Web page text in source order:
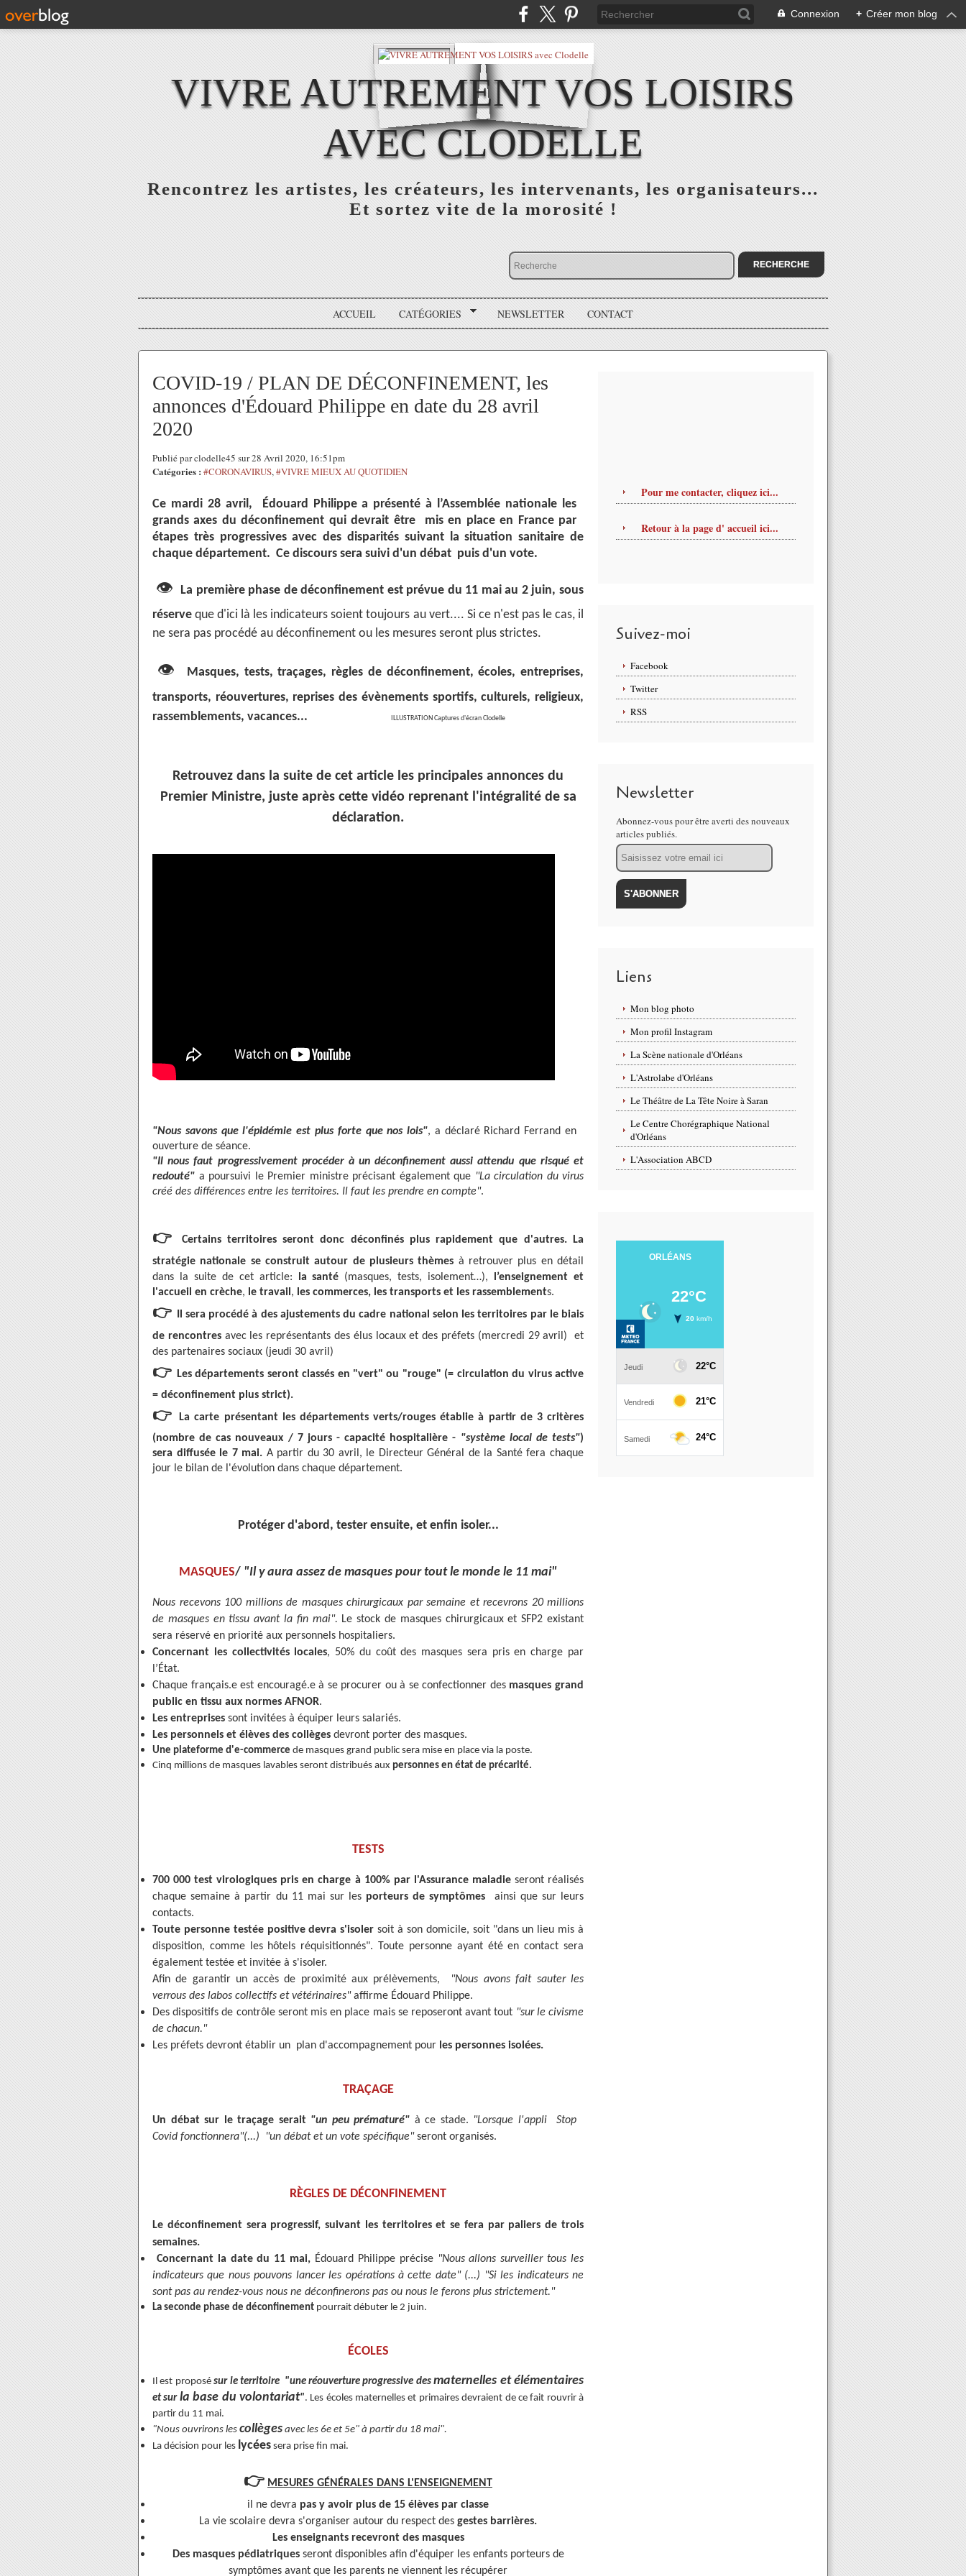
Connexion + Créer mon blog
VIVRE AUTREMENT VOS LOISIRS
AVEC CLODELLE
Rencontrez les artistes, les créateurs, les intervenants, les organisateurs...
Et sortez vite de la morosité !
ACCUEIL CATÉGORIES NEWSLETTER CONTACT
COVID-19 / PLAN DE DÉCONFINEMENT, les
annonces d'Édouard Philippe en date du 28 avril
2020
Publié par clodelle45 sur 28 Avril 2020, 16:51pm
Catégories : #CORONAVIRUS,#VIVRE MIEUX AU QUOTIDIEN
Ce mardi 28 avril, Édouard Philippe a présenté à l’Assemblée nationale les
grands axes du déconfinement qui devrait être mis en place en France par
étapes très progressives avec des disparités suivant la situation sanitaire de
chaque département. Ce discours sera suivi d'un débat puis d'un vote.
👁
La première phase de déconfinement est prévue du 11 mai au 2 juin, sous
réserve que d'ici là les indicateurs soient toujours au vert.... Si ce n'est pas le cas, il
ne sera pas procédé au déconfinement ou les mesures seront plus strictes.
👁
Masques, tests, traçages, règles de déconfinement, écoles, entreprises,
transports, réouvertures, reprises des évènements sportifs, culturels, religieux,
rassemblements, vacances...
ILLUSTRATION Captures d'écran Clodelle
Retrouvez dans la suite de cet article les principales annonces du
Premier Ministre, juste après cette vidéo reprenant l'intégralité de sa
déclaration.
"Nous savons que l'épidémie est plus forte que nos lois", a déclaré Richard Ferrand en
ouverture de séance.
"Il nous faut progressivement procéder à un déconfinement aussi attendu que risqué et
redouté" a poursuivi le Premier ministre précisant également que "La circulation du virus
créé des différences entre les territoires. Il faut les prendre en compte".
👉 Certains territoires seront donc déconfinés plus rapidement que d'autres.
La
stratégie nationale se construit autour de plusieurs thèmes à retrouver plus en détail
dans la suite de cet article: la santé (masques, tests, isolement…),
l’enseignement et
l'accueil en crèche, le travail , les commerces, les transports et les rassemblements.
👉
Il sera procédé à des ajustements du cadre national selon les territoires par le biais
de rencontres avec les représentants des élus locaux et des préfets (mercredi 29 avril) et
des partenaires sociaux (jeudi 30 avril)
👉
Les départements seront classés en "vert" ou "rouge" (= circulation du virus active
= déconfinement plus strict).
👉La carte présentant les départements verts/rouges établie à partir de 3 critères
(nombre de cas nouveaux / 7 jours - capacité hospitalière - "système local de tests")
sera diffusée le 7 mai. A partir du 30 avril, le Directeur Général de la Santé fera chaque
jour le bilan de l'évolution dans chaque département.
Protéger d'abord, tester ensuite, et enfin isoler...
MASQUES/ "Il y aura assez de masques pour tout le monde le 11 mai"
Nous recevons 100 millions de masques chirurgicaux par semaine et recevrons 20 millions
de masques en tissu avant la fin mai". Le stock de masques chirurgicaux et SFP2 existant
sera réservé en priorité aux personnels hospitaliers.
Concernant les collectivités locales, 50% du coût des masques sera pris en charge par
l’État.
Chaque français.e est encouragé.e à se procurer ou à se confectionner des masques grand
public en tissu aux normes AFNOR.
Les entreprises sont invitées à équiper leurs salariés.
Les personnels et élèves des collèges devront porter des masques.
Une plateforme d'e-commerce de masques grand public sera mise en place via la poste.
Cinq millions de masques lavables seront distribués aux personnes en état de précarité.
TESTS
700 000 test virologiques pris en charge à 100% par l'Assurance maladieseront réalisés
chaque semaine à partir du 11 mai sur les porteurs de symptômes ainsi que sur leurs
contacts.
Toute personne testée positive devra s'isoler soit à son domicile, soit "dans un lieu mis à
disposition, comme les hôtels réquisitionnés". Toute personne ayant été en contact sera
également testée et invitée à s'isoler.
Afin de garantir un accès de proximité aux prélèvements,
"Nous avons fait sauter les
verrous des labos collectifs et vétérinaires" affirme Édouard Philippe.
Des dispositifs de contrôle seront mis en place mais se reposeront avant tout "sur le civisme
de chacun."
Les préfets devront établir un plan d'accompagnement pour les personnes isolées.
TRAÇAGE
Un débat sur le traçage serait "un peu prématuré" à ce stade. "Lorsque l'appli Stop
Covid fonctionnera"(...) "un débat et un vote spécifique" seront organisés.
RÈGLES DE DÉCONFINEMENT
Le déconfinement sera progressif, suivant les territoires et se fera par paliers de trois
semaines.
Concernant la date du 11 mai, Édouard Philippe précise "Nous allons surveiller tous les
indicateurs que nous pouvons lancer les opérations à cette date" (...) "Si les indicateurs ne
sont pas au rendez-vous nous ne déconfinerons pas ou nous le ferons plus strictement."
La seconde phase de déconfinement pourrait débuter le 2 juin.
ÉCOLES
Il est proposésur le territoire "une réouverture progressive desmaternelles et élémentaires
et sur la base du volontariat". Les écoles maternelles et primaires devraient de ce fait rouvrir à
partir du 11 mai.
"Nous ouvrirons les collèges avec les 6e et 5e" à partir du 18 mai".
La décision pour les lycées sera prise fin mai.
👉 MESURES GÉNÉRALES DANS L'ENSEIGNEMENT
il ne devra pas y avoir plus de 15 élèves par classe
La vie scolaire devra s'organiser autour du respect des gestes barrières.
Les enseignants recevront des masques
Des masques pédiatriques seront disponibles afin d'équiper les enfants porteurs de
symptômes avant que les parents ne viennent les récupérer
Pour me contacter, cliquez ici...
Retour à la page d' accueil ici...
Suivez-moi
Facebook
Twitter
RSS
Newsletter
Abonnez-vous pour être averti des nouveaux
articles publiés.
Email
Liens
Mon blog photo
Mon profil Instagram
La Scène nationale d'Orléans
L'Astrolabe d'Orléans
Le Théâtre de La Tête Noire à Saran
Le Centre Chorégraphique National
d'Orléans
L'Association ABCD